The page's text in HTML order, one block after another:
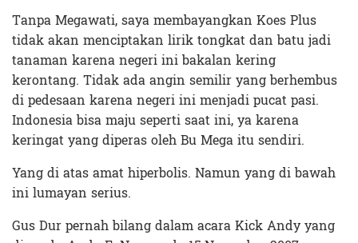
Tanpa Megawati, saya membayangkan Koes Plus
tidak akan menciptakan lirik tongkat dan batu jadi
tanaman karena negeri ini bakalan kering
kerontang. Tidak ada angin semilir yang berhembus
di pedesaan karena negeri ini menjadi pucat pasi.
Indonesia bisa maju seperti saat ini, ya karena
keringat yang diperas oleh Bu Mega itu sendiri.
Yang di atas amat hiperbolis. Namun yang di bawah
ini lumayan serius.
Gus Dur pernah bilang dalam acara Kick Andy yang